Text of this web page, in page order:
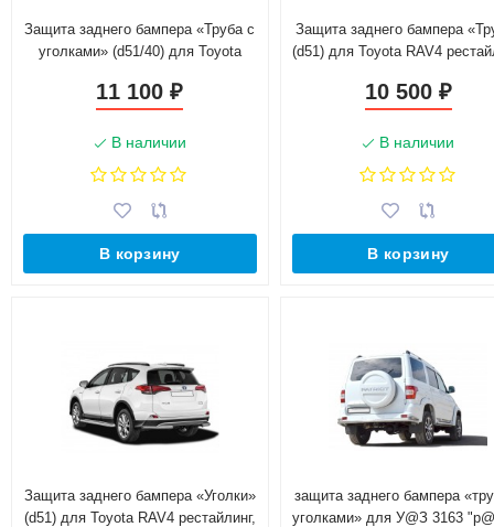
Защита заднего бампера «Труба с
уголками» (d51/40) для Toyota
(Окрашенное)
11 100₽
В наличии
В корзину
Защита заднего бампера
(d51) для Toyota RAV4
10 500 ₽
В наличии
В корзину
Защита заднего бампера «Уголки»
(d51) для Toyota RAV4 рестайлинг,
защита заднего бампера
уголками» для У@З 3163